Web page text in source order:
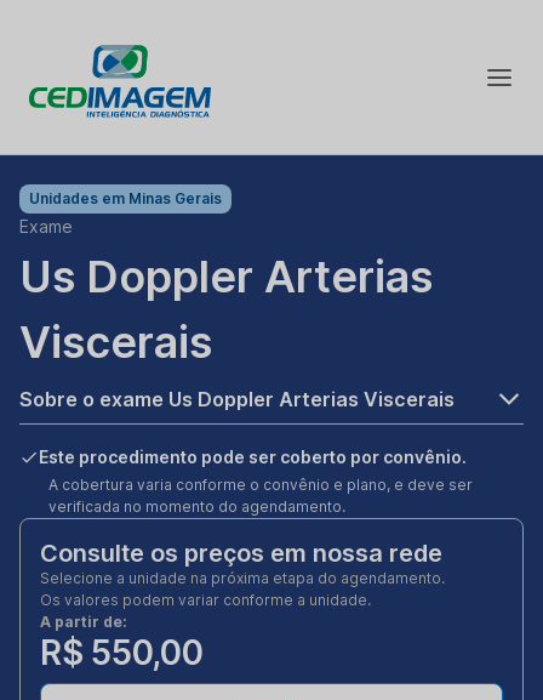
Unidades em Minas Gerais
Exame
Us Doppler Arterias
Viscerais
Sobre o exame Us Doppler Arterias Viscerais
Este procedimento pode ser coberto por convênio.
A cobertura varia conforme o convênio e plano, e deve ser
verificada no momento do agendamento.
Consulte os preços em nossa rede
Selecione a unidade na próxima etapa do agendamento.
Os valores podem variar conforme a unidade.
A partir de:
R$ 550,00